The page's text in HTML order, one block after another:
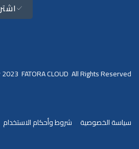
FATORA CLOUD All Rights Reserved.
سياسة الخصوصية شروط وأحكام الاستخدام